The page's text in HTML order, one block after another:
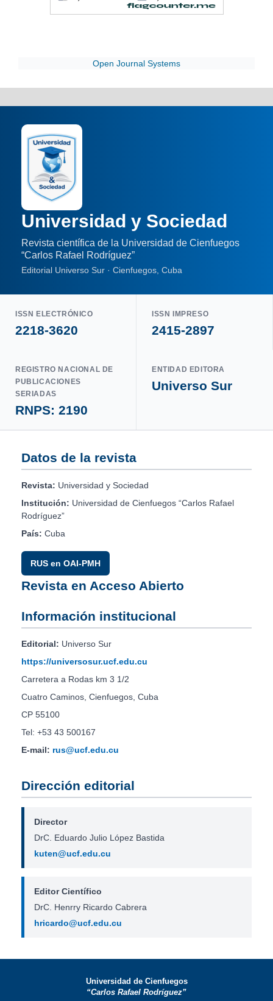
Open Journal Systems
Universidad y Sociedad
Revista científica de la Universidad de Cienfuegos
“Carlos Rafael Rodríguez”
Editorial Universo Sur · Cienfuegos, Cuba
ISSN ELECTRÓNICO
2218-3620
ISSN IMPRESO
2415-2897
REGISTRO NACIONAL DE
PUBLICACIONES
SERIADAS
RNPS: 2190
ENTIDAD EDITORA
Universo Sur
Datos de la revista
Revista: Universidad y Sociedad
Institución: Universidad de Cienfuegos “Carlos Rafael
Rodríguez”
País: Cuba
RUS en OAI-PMH
Revista en Acceso Abierto
Información institucional
Editorial: Universo Sur
https://universosur.ucf.edu.cu
Carretera a Rodas km 3 1/2
Cuatro Caminos, Cienfuegos, Cuba
CP 55100
Tel: +53 43 500167
E-mail: rus@ucf.edu.cu
Dirección editorial
Director
DrC. Eduardo Julio López Bastida
kuten@ucf.edu.cu
Editor Científico
DrC. Henrry Ricardo Cabrera
hricardo@ucf.edu.cu
Universidad de Cienfuegos
“Carlos Rafael Rodríguez”